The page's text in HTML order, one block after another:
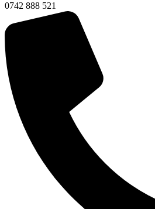
0742 888 521